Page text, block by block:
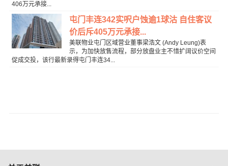
406万元承接...
屯门丰连342实呎户蚀逾1球沽 自住客议
价后斥405万元承接...
美联物业屯门区域营业董事梁浩文 (Andy Leung)表
示，为加快放售流程，部分放盘业主不惜扩阔议价空间
促成交投，该行最新录得屯门丰连34...